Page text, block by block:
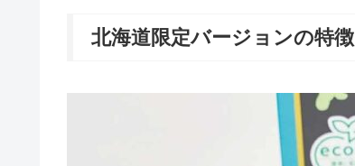
北海道限定バージョンの特徴